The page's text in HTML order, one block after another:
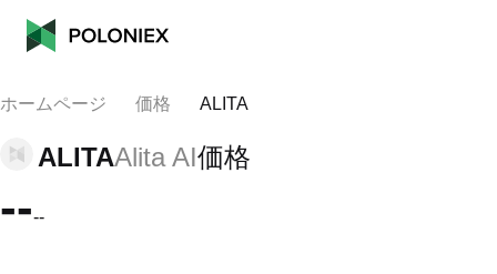
ホームページ 価格 ALITA
ALITAAlita AI価格
----